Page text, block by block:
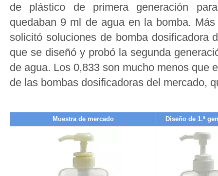
de plástico de primera generación
quedaban 9 ml de agua en la bomba.
solicitó soluciones de bomba dosificadora
que se diseñó y probó la segunda
de agua. Los 0,833 son mucho menos que
de las bombas dosificadoras del mercado,
Muestra de mercado Diseño de 1.ª